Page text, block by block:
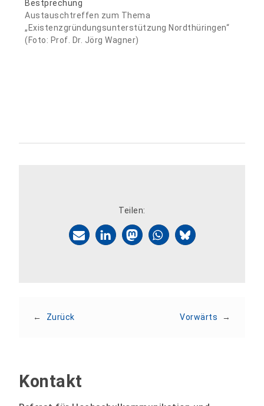
Austauschtreffen zum Thema
„Existenzgründungsunterstützung Nordthüringen“
(Foto: Prof. Dr. Jörg Wagner)
Teilen:
← Zurück Vorwärts →
Kontakt